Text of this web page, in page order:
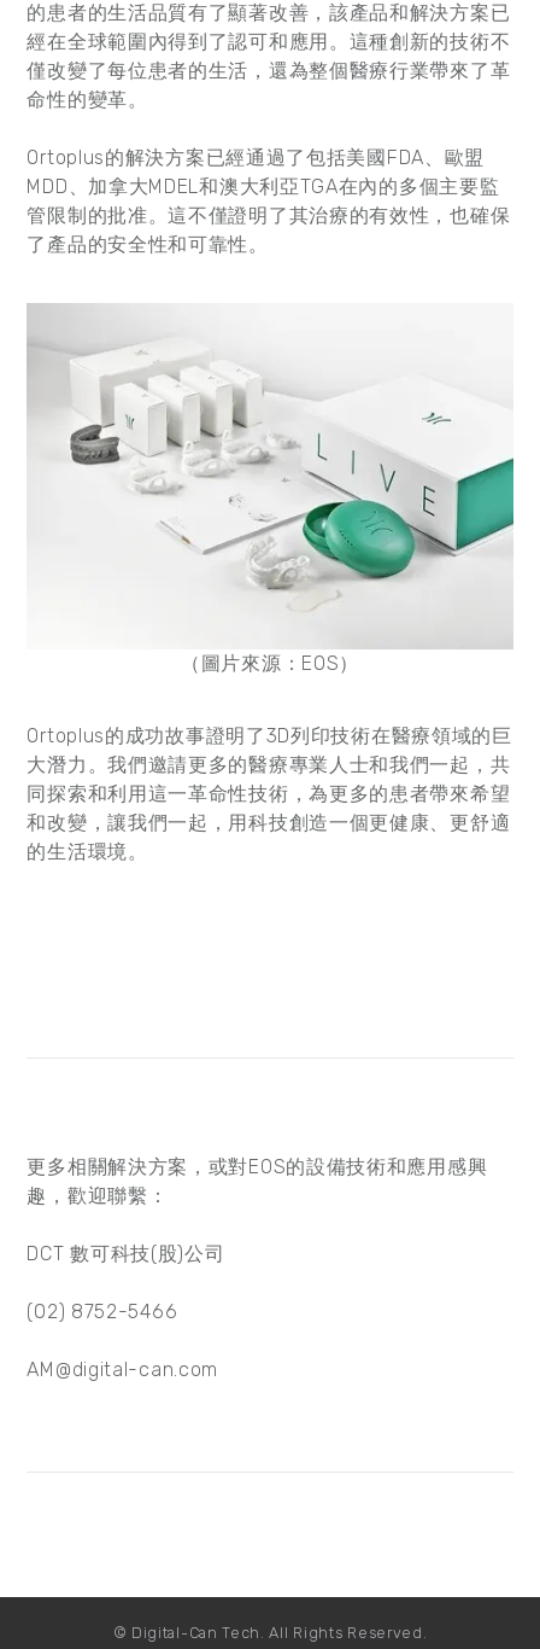
的患者的生活品質有了顯著改善，該產品和解決方案已
經在全球範圍內得到了認可和應用。這種創新的技術不
僅改變了每位患者的生活，還為整個醫療行業帶來了革
命性的變革。
Ortoplus的解決方案已經通過了包括美國FDA、歐盟
MDD、加拿大MDEL和澳大利亞TGA在內的多個主要監
管限制的批准。這不僅證明了其治療的有效性，也確保
了產品的安全性和可靠性。
（圖片來源：EOS）
Ortoplus的成功故事證明了3D列印技術在醫療領域的巨
大潛力。我們邀請更多的醫療專業人士和我們一起，共
同探索和利用這一革命性技術，為更多的患者帶來希望
和改變，讓我們一起，用科技創造一個更健康、更舒適
的生活環境。
更多相關解決方案，或對EOS的設備技術和應用感興
趣，歡迎聯繫：
DCT 數可科技(股)公司
(02) 8752-5466
AM@digital-can.com
© Digital-Can Tech. All Rights Reserved.